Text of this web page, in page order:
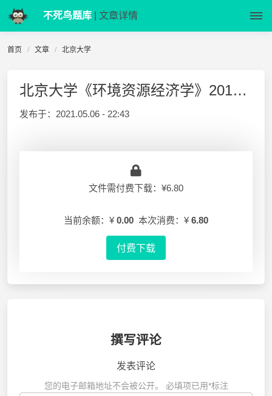
不死鸟题库 | 文章详情
首页 文章 北京大学
北京大学《环境资源经济学》2019-2020期末考题回忆
发布于： 2021.05.06 - 22:43
文件需付费下载：¥6.80
当前余额：¥ 0.00 本次消费：¥ 6.80
付费下载
撰写评论
发表评论
您的电子邮箱地址不会被公开。 必填项已用*标注